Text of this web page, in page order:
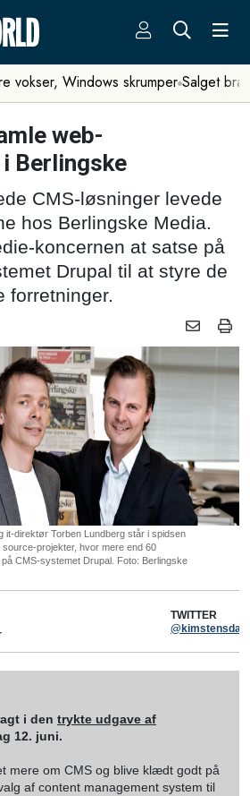
vokser, Windows skrumper Salget
web-
Berlingske
CMS-løsninger levede
hos Berlingske Media.
koncernen at satse på
Drupal til at styre de
forretninger.
it-direktør Torben Lundberg står i spidsen
projekter, hvor mere end 60
CMS-systemet Drupal. Foto: Berlingske
TWITTER
@kimstensdal
i den trykte udgave af
12. juni.
mere om CMS og blive klædt godt på
af content management system til